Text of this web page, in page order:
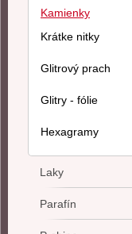
Kamienky
Krátke nitky
Glitrový prach
Glitry - fólie
Hexagramy
Laky
Parafín